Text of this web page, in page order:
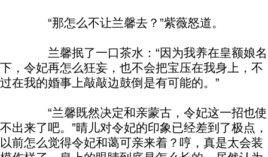
“那怎么不让兰馨去？”紫薇怒道。
兰馨抿了一口茶水：“因为我养在皇额娘名
下，令妃再怎么狂妄，也不会把宝压在我身上，不
过在我的婚事上敲敲边鼓倒是有可能的。”
“兰馨既然决定和亲蒙古，令妃这一招也使
不出来了吧。”晴儿对令妃的印象已经差到了极点，
以前怎么觉得令妃和蔼可亲来着？哼，真是太会装